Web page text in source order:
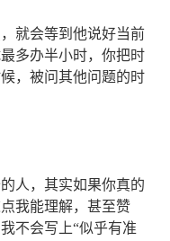
就会等到他说好当前
多办半小时，你把时
，被问其他问题的时
人，其实如果你真的
我能理解，甚至赞
不会写上“似乎有准